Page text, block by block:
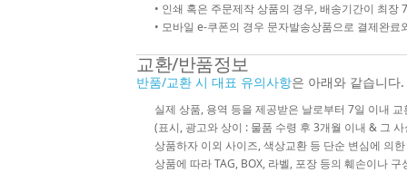
• 인쇄 혹은 주문제작 상품의 경우, 배송기간이 최장
• 모바일 e-쿠폰의 경우 문자발송상품으로 결제완
교환/반품정보
반품/교환 시 대표 유의사항은 아래와 같습니다.
실제 상품, 용역 등을 제공받은 날로부터 7일 이내
(표시, 광고와 상이 : 물품 수령 후 3개월 이내 & 그
상품하자 이외 사이즈, 색상교환 등 단순 변심에 의
상품에 따라 TAG, BOX, 라벨, 포장 등의 훼손이나